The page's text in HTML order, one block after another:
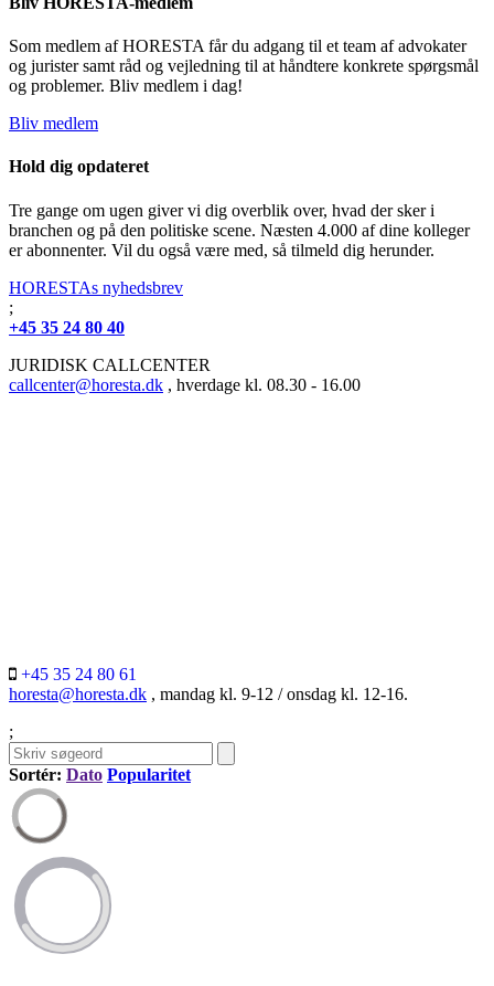
Som medlem af HORESTA får du adgang til et team af advokater
og jurister samt råd og vejledning til at håndtere konkrete spørgsmål
og problemer. Bliv medlem i dag!
Bliv medlem
Hold dig opdateret
Tre gange om ugen giver vi dig overblik over, hvad der sker i
branchen og på den politiske scene. Næsten 4.000 af dine kolleger
er abonnenter. Vil du også være med, så tilmeld dig herunder.
HORESTAs nyhedsbrev
;
+45 35 24 80 40
JURIDISK CALLCENTER
callcenter@horesta.dk , hverdage kl. 08.30 - 16.00
+45 35 24 80 61
horesta@horesta.dk , mandag kl. 9-12 / onsdag kl. 12-16.
;
Sortér: Dato Popularitet